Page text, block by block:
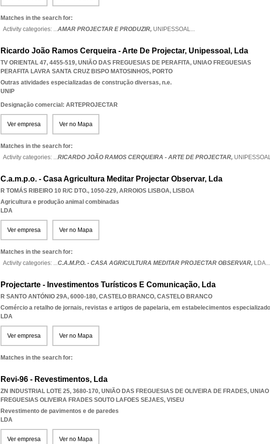
Matches in the search for:
Activity categories: ...AMAR PROJECTAR E PRODUZIR, UNIPESSOAL...
Ricardo João Ramos Cerqueira - Arte De Projectar, Unipessoal, Lda
TV ORIENTAL 47, 4455-519, UNIÃO DAS FREGUESIAS DE PERAFITA, UNIAO FREGUESIAS
PERAFITA LAVRA SANTA CRUZ BISPO MATOSINHOS, PORTO
Outras atividades especializadas de construção diversas, n.e.
UNIP
Designação comercial: ARTEPROJECTAR
Ver empresa Ver no Mapa
Matches in the search for:
Activity categories: ...RICARDO JOÃO RAMOS CERQUEIRA - ARTE DE PROJECTAR,
C.a.m.p.o. - Casa Agricultura Meditar Projectar Observar, Lda
R TOMÁS RIBEIRO 10 R/C DTO., 1050-229, ARROIOS LISBOA, LISBOA
Agricultura e produção animal combinadas
LDA
Ver empresa Ver no Mapa
Matches in the search for:
Activity categories: ...C.A.M.P.O. - CASA AGRICULTURA MEDITAR PROJECTAR OBSERVAR, LDA...
Projectarte - Investimentos Turísticos E Comunicação, Lda
R SANTO ANTÓNIO 29A, 6000-180, CASTELO BRANCO, CASTELO BRANCO
Comércio a retalho de jornais, revistas e artigos de papelaria, em estabelecimentos
LDA
Ver empresa Ver no Mapa
Matches in the search for:
Revi-96 - Revestimentos, Lda
ZN INDUSTRIAL LOTE 25, 3680-170, UNIÃO DAS FREGUESIAS DE OLIVEIRA DE FRADES, UNIAO
FREGUESIAS OLIVEIRA FRADES SOUTO LAFOES SEJAES, VISEU
Revestimento de pavimentos e de paredes
LDA
Ver empresa Ver no Mapa